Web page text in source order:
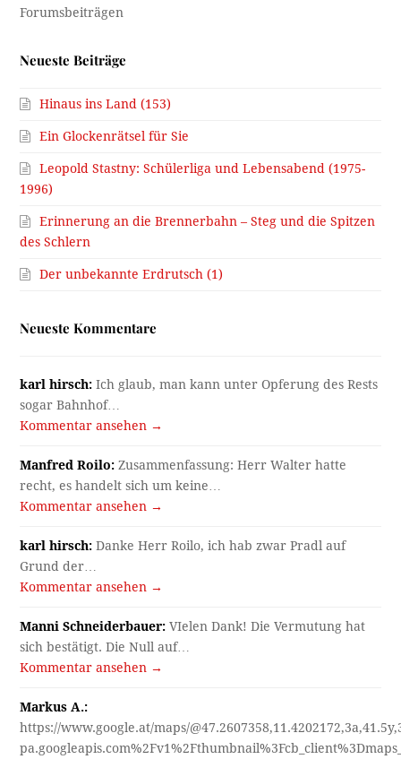
Neueste Beiträge
Hinaus ins Land (153)
Ein Glockenrätsel für Sie
Leopold Stastny: Schülerliga und Lebensabend (1975-
1996)
Erinnerung an die Brennerbahn – Steg und die Spitzen
des Schlern
Der unbekannte Erdrutsch (1)
Neueste Kommentare
karl hirsch: Ich glaub, man kann unter Opferung des Rests
sogar Bahnhof…
Kommentar ansehen →
Manfred Roilo: Zusammenfassung: Herr Walter hatte
recht, es handelt sich um keine…
Kommentar ansehen →
karl hirsch: Danke Herr Roilo, ich hab zwar Pradl auf
Grund der…
Kommentar ansehen →
Manni Schneiderbauer: VIelen Dank! Die Vermutung hat
sich bestätigt. Die Null auf…
Kommentar ansehen →
Markus A.:
https://www.google.at/maps/